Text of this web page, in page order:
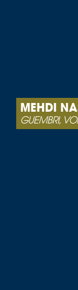
MEHDI
GUEMBRI,